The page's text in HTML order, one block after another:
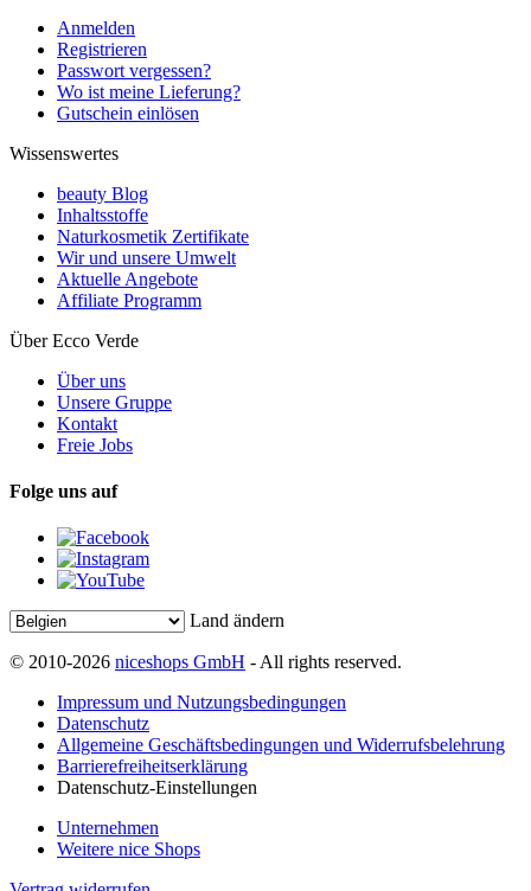
Anmelden
Registrieren
Passwort vergessen?
Wo ist meine Lieferung?
Gutschein einlösen
Wissenswertes
beauty Blog
Inhaltsstoffe
Naturkosmetik Zertifikate
Wir und unsere Umwelt
Aktuelle Angebote
Affiliate Programm
Über Ecco Verde
Über uns
Unsere Gruppe
Kontakt
Freie Jobs
Folge uns auf
Land ändern
© 2010-2026 niceshops GmbH - All rights reserved.
Impressum und Nutzungsbedingungen
Datenschutz
Allgemeine Geschäftsbedingungen und Widerrufsbelehrung
Barrierefreiheitserklärung
Datenschutz-Einstellungen
Unternehmen
Weitere nice Shops